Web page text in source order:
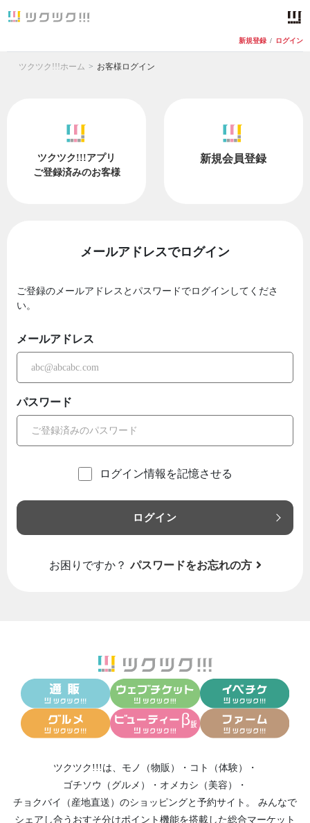
新規登録 / ログイン
ツクツク!!!ホーム お客様ログイン
ツクツク!!!アプリ
ご登録済みのお客様
新規会員登録
メールアドレスでログイン
ご登録のメールアドレスとパスワードでログインしてくださ
い。
メールアドレス
パスワード
ログイン情報を記憶させる
ログイン
お困りですか？ パスワードをお忘れの方
ツクツク!!!は、 モノ（物販） ・ コト（体験）
・
ゴチソウ（グルメ）
・ オメカシ（美容）
・
チョクバイ（産地直送） のショッピングと予約サイト。
みんなで
シェアし合う おすそ分けポイント機能を搭載した総合マーケット